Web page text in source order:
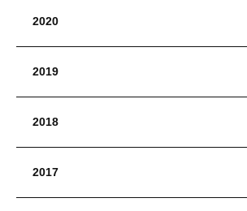
2020
2019
2018
2017